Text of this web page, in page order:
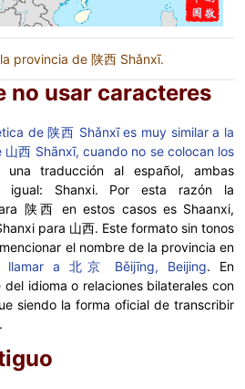
provincia de 陕西 Shǎnxī.
no usar caracteres
de 陕西 Shǎnxī es muy similar a la
西 Shānxī, cuando no se colocan los
traducción al español, ambas
igual: Shanxi. Por esta razón la
陕西 en estos casos es Shaanxi,
para 山西. Este formato sin tonos
el nombre de la provincia en
llamar a 北京 Běijīng, Beijing. En
idioma o relaciones bilaterales con
siendo la forma oficial de transcribir